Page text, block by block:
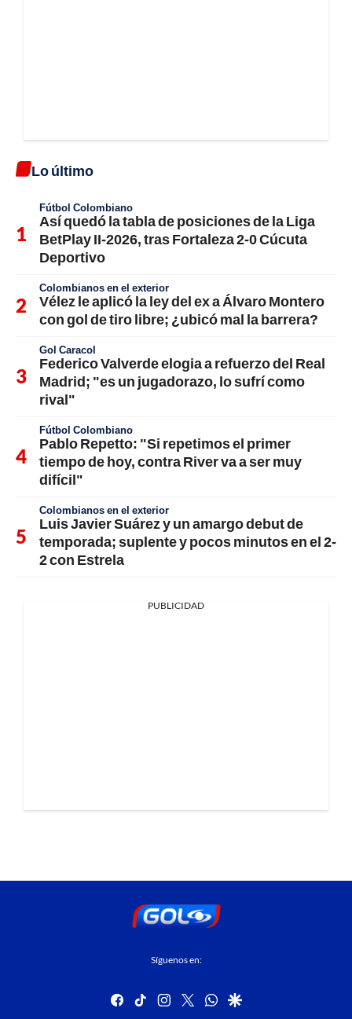
Lo último
Fútbol Colombiano
Así quedó la tabla de posiciones de la Liga
BetPlay II-2026, tras Fortaleza 2-0 Cúcuta
Deportivo
Colombianos en el exterior
Vélez le aplicó la ley del ex a Álvaro Montero
con gol de tiro libre; ¿ubicó mal la barrera?
Gol Caracol
Federico Valverde elogia a refuerzo del Real
Madrid; "es un jugadorazo, lo sufrí como
rival"
Fútbol Colombiano
Pablo Repetto: "Si repetimos el primer
tiempo de hoy, contra River va a ser muy
difícil"
Colombianos en el exterior
Luis Javier Suárez y un amargo debut de
temporada; suplente y pocos minutos en el 2-
2 con Estrela
PUBLICIDAD
Síguenos en:
facebook
tiktok instagram
twitterwhatsapp
google